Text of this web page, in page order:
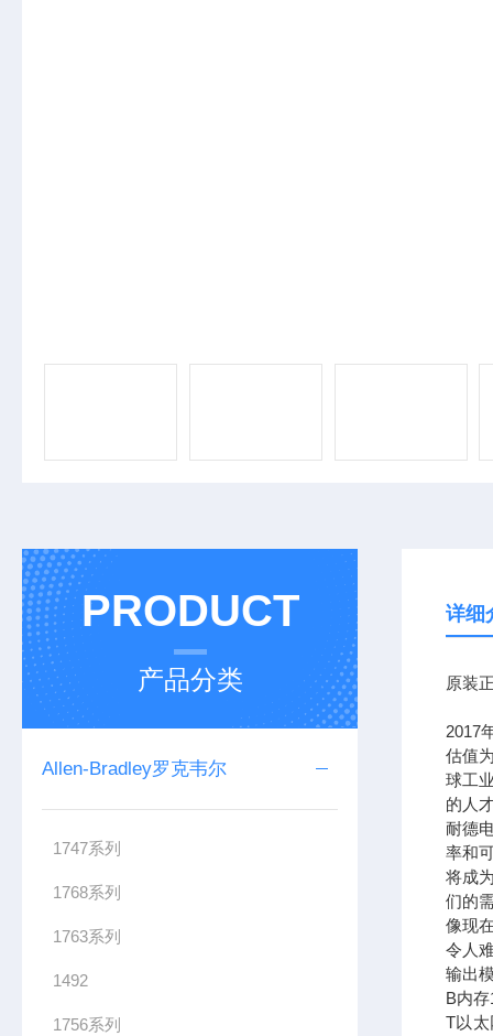
PRODUCT
产品分类
Allen-Bradley罗克韦尔
1747系列
1768系列
1763系列
1492
1756系列
详细
原装
2017
估值
球工
的人
耐德
率和
将成
们的
像现
令人
输出
B内
T以太